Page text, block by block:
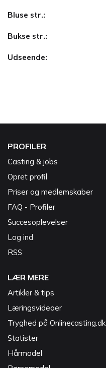
Bluse str.:
Bukse str.:
Udseende:
PROFILER
Casting & jobs
Opret profil
Priser og medlemskaber
FAQ - Profiler
Succesoplevelser
Log ind
RSS
LÆR MERE
Artikler & tips
Læringsvideoer
Tryghed på Onlinecasting.dk
Statister
Hårmodel